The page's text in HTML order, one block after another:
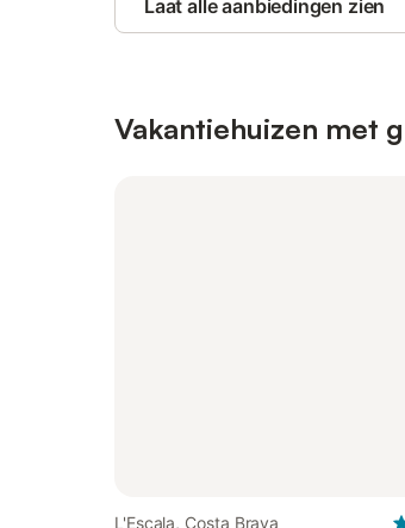
Laat alle aanbiedingen zien
Vakantiehuizen met
L'Escala, Costa Brava